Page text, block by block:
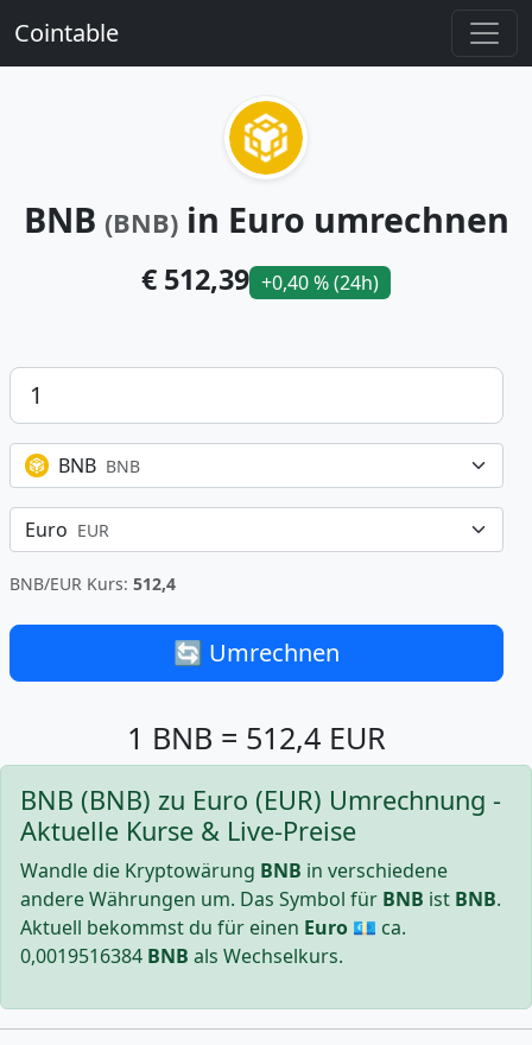
Cointable
BNB (BNB)in Euro umrechnen
€ 512,39 +0,40 % (24h)
Betrag
BNB BNB
Euro EUR
BNB/EUR Kurs: 512,4
🔄 Umrechnen
1 BNB = 512,4 EUR
BNB (BNB) zu Euro (EUR) Umrechnung -
Aktuelle Kurse & Live-Preise
Wandle die Kryptowärung BNB in verschiedene
andere Währungen um. Das Symbol für BNB ist BNB.
Aktuell bekommst du für einen Euro 💶 ca.
0,0019516384 BNB als Wechselkurs.